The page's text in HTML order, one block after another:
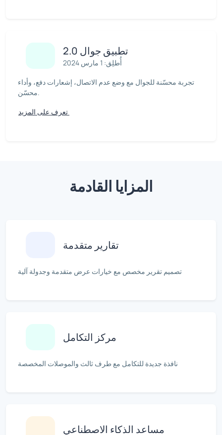
تطبيق جوال 2.0
أُطلِق: 1 مارس 2024
تجربة محسّنة للجوال مع وضع عدم الاتصال، إشعارات دفع، وأداء
محسّن.
المزايا القادمة
تقارير متقدمة
تصميم تقرير مخصص مع خيارات عرض متقدمة وجدولة آلية
مركز التكامل
نافذة جديدة للتكامل مع طرف ثالث والموصلات المخصصة
مساعد الذكاء الاصطناعي